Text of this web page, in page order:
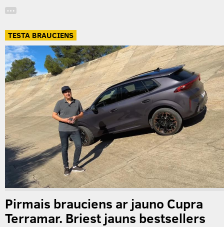
…
TESTA BRAUCIENS
Pirmais brauciens ar jauno Cupra
Terramar. Briest jauns bestsellers